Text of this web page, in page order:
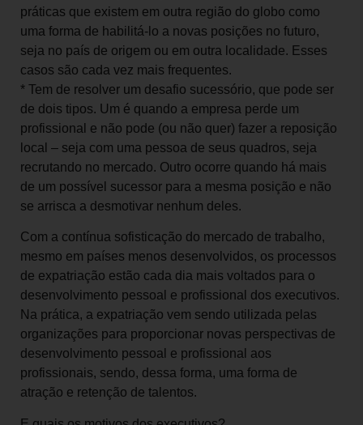
práticas que existem em outra região do globo como
uma forma de habilitá-lo a novas posições no futuro,
seja no país de origem ou em outra localidade. Esses
casos são cada vez mais frequentes.
* Tem de resolver um desafio sucessório, que pode ser
de dois tipos. Um é quando a empresa perde um
profissional e não pode (ou não quer) fazer a reposição
local – seja com uma pessoa de seus quadros, seja
recrutando no mercado. Outro ocorre quando há mais
de um possível sucessor para a mesma posição e não
se arrisca a desmotivar nenhum deles.
Com a contínua sofisticação do mercado de trabalho,
mesmo em países menos desenvolvidos, os processos
de expatriação estão cada dia mais vol­tados para o
desenvolvimento pessoal e profis­sional dos executivos.
Na prática, a expatriação vem sendo utilizada pelas
organizações para proporcionar novas perspectivas de
desenvolvimento pessoal e profissional aos
profissionais, sendo, dessa forma, uma forma de
atração e retenção de talentos.